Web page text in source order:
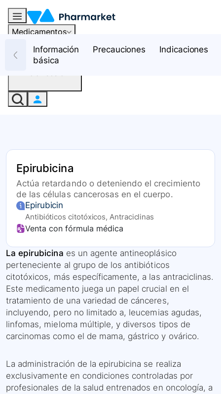
Medicamentos
RecursosInformación
básica
Precauciones Indicaciones
Epirubicina
Actúa retardando o deteniendo el crecimiento
de las células cancerosas en el cuerpo.
Epirubicin
Antibióticos citotóxicos, Antraciclinas
Venta con fórmula médica
La epirubicina es un agente antineoplásico
perteneciente al grupo de los antibióticos
citotóxicos, más específicamente, a las antraciclinas.
Este medicamento juega un papel crucial en el
tratamiento de una variedad de cánceres,
incluyendo, pero no limitado a, leucemias agudas,
linfomas, mieloma múltiple, y diversos tipos de
carcinomas como el de mama, gástrico y ovárico.
La administración de la epirubicina se realiza
exclusivamente en condiciones controladas por
profesionales de la salud entrenados en oncología, a